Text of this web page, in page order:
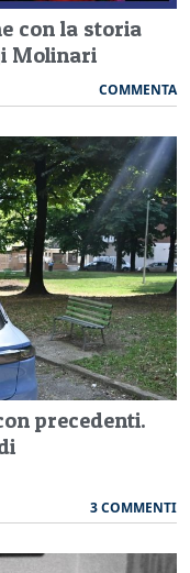
con la storia
Molinari
COMMENTA
precedenti.
3 COMMENTI